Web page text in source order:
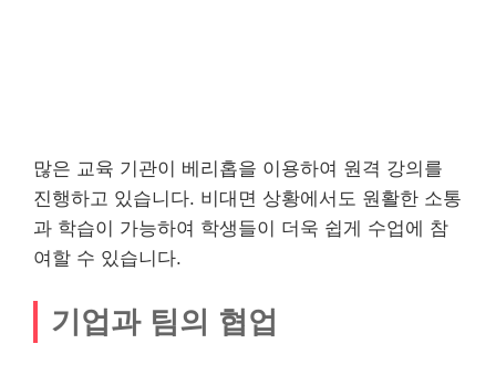
많은 교육 기관이 베리홉을 이용하여 원격 강의를
진행하고 있습니다. 비대면 상황에서도 원활한 소통
과 학습이 가능하여 학생들이 더욱 쉽게 수업에 참
여할 수 있습니다.
기업과 팀의 협업